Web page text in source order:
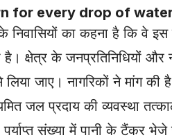
every drop of water. ‘कब
निवासियों का कहना है कि
है। क्षेत्र के जनप्रतिनिधियों
जाए। नागरिकों ने मांग की
जल प्रदाय की व्यवस्था
पर्याप्त संख्या में पानी के